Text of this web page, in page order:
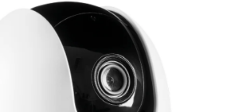
em libras